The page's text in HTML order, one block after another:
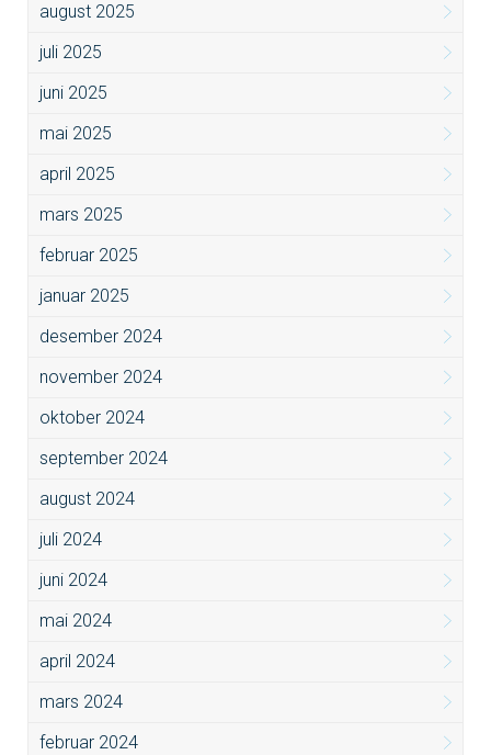
august 2025
juli 2025
juni 2025
mai 2025
april 2025
mars 2025
februar 2025
januar 2025
desember 2024
november 2024
oktober 2024
september 2024
august 2024
juli 2024
juni 2024
mai 2024
april 2024
mars 2024
februar 2024